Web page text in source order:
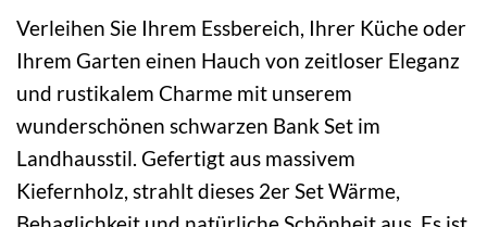
Verleihen Sie Ihrem Essbereich, Ihrer Küche oder
Ihrem Garten einen Hauch von zeitloser Eleganz
und rustikalem Charme mit unserem
wunderschönen schwarzen Bank Set im
Landhausstil. Gefertigt aus massivem
Kiefernholz, strahlt dieses 2er Set Wärme,